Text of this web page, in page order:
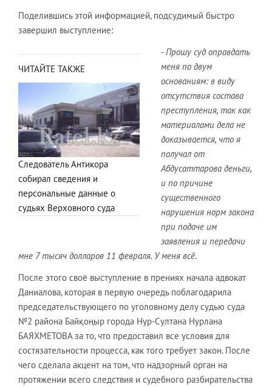
Поделившись этой информацией, подсудимый быстро
завершил выступление:
ЧИТАЙТЕ ТАКЖЕ
Следователь Антикора
собирал сведения и
персональные данные о
судьях Верховного суда
- Прошу суд оправдать
меня по двум
основаниям: в виду
отсутствия состава
преступления, так как
материалами дела не
доказывается, что я
получал от
Абдусаттарова деньги,
и по причине
существенного
нарушения норм закона
при подаче им
заявления и передачи
мне 7 тысяч долларов 11 февраля. У меня всё.
После этого своё выступление в прениях начала адвокат
Даниалова, которая в первую очередь поблагодарила
председательствующего по уголовному делу судью суда
№2 района Байқоңыр города Нур-Султана Нурлана
БАЯХМЕТОВА за то, что предоставил все условия для
состязательности процесса, как того требует закон. После
чего сделала акцент на том, что надзорный орган на
протяжении всего следствия и судебного разбирательства